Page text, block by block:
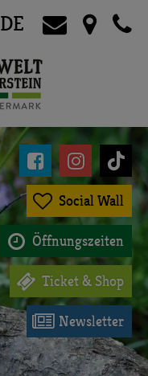
DE
  
 Social Wall
 Öffnungszeiten
 Ticket & Shop
 Newsletter